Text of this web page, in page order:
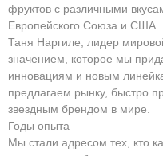
фруктов с различными
Европейского Союза и США.
Таня Наргиле, лидер
значением, которое мы
инновациям и новым
предлагаем рынку, быстро
звездным брендом в мире.
Годы опыта
Мы стали адресом тех, кто